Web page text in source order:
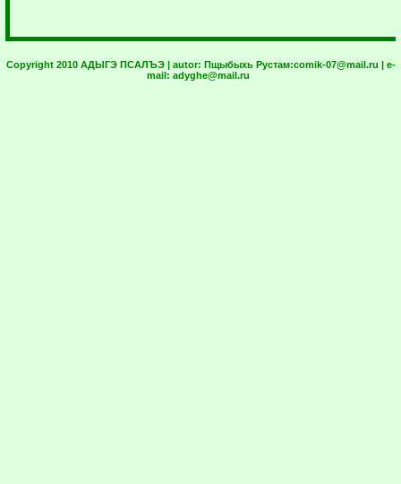
Copyright 2010 АДЫГЭ ПСАЛЪЭ | autor: Пщыбыхь Рустам:comik-07@mail.ru | e-
mail: adyghe@mail.ru